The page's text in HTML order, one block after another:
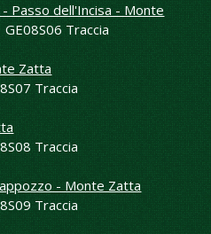
Passo dell'Incisa - Monte
Traccia
Zatta
- Monte Zatta